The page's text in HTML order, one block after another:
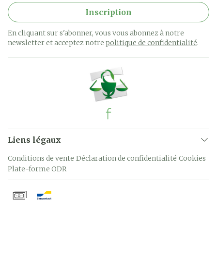
Inscription
En cliquant sur s'abonner, vous vous abonnez à notre
newsletter et acceptez notre politique de confidentialité.
Liens légaux
Conditions de vente Déclaration de confidentialité Cookies
Plate-forme ODR